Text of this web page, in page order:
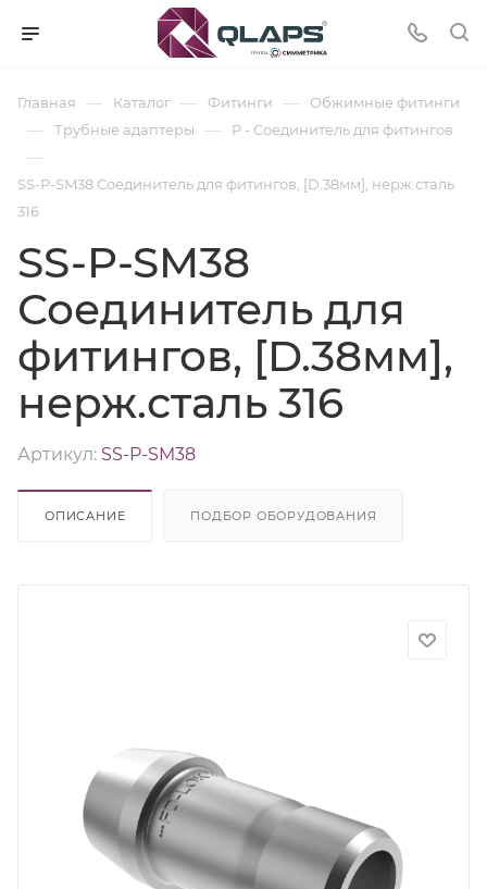
Главная — Каталог — Фитинги — Обжимные фитинги
— Трубные адаптеры — P - Соединитель для фитингов
—
SS-P-SM38 Соединитель для фитингов, [D.38мм], нерж.сталь
316
SS-P-SM38
Соединитель для
фитингов, [D.38мм],
нерж.сталь 316
Артикул: SS-P-SM38
ОПИСАНИЕ ПОДБОР ОБОРУДОВАНИЯ